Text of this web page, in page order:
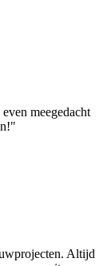
meegedacht
"
Altijd